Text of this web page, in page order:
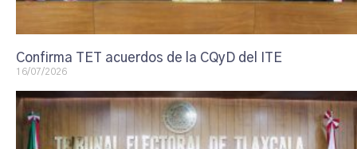
Confirma TET acuerdos de la CQyD del ITE
16/07/2026